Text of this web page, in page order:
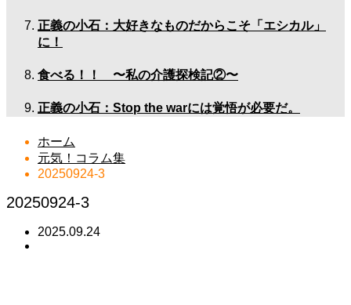
正義の小石：大好きなものだからこそ「エシカル」
に！
食べる！！ 〜私の介護探検記②〜
正義の小石：Stop the warには覚悟が必要だ。
ホーム
元気！コラム集
20250924-3
20250924-3
2025.09.24